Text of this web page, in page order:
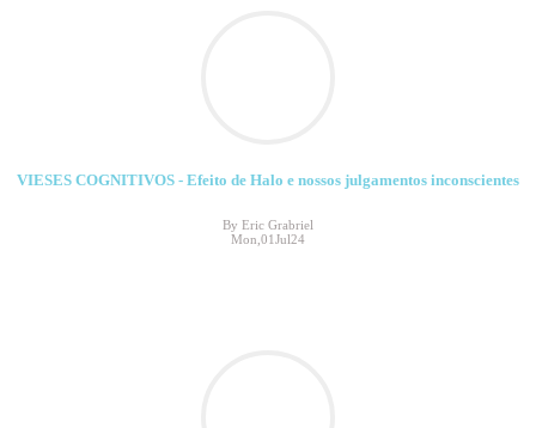
VIESES COGNITIVOS - Efeito de Halo e nossos julgamentos inconscientes
By Eric Grabriel
Mon,01Jul24